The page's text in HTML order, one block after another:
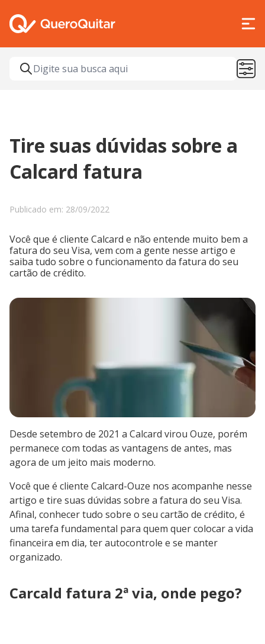
Tire suas dúvidas sobre a
Calcard fatura
Publicado em: 28/09/2022
Você que é cliente Calcard e não entende muito bem a
fatura do seu Visa, vem com a gente nesse artigo e
saiba tudo sobre o funcionamento da fatura do seu
cartão de crédito.
Desde setembro de 2021 a Calcard virou Ouze, porém
permanece com todas as vantagens de antes, mas
agora de um jeito mais moderno.
Você que é cliente Calcard-Ouze nos acompanhe nesse
artigo e tire suas dúvidas sobre a fatura do seu Visa.
Afinal, conhecer tudo sobre o seu cartão de crédito, é
uma tarefa fundamental para quem quer colocar a vida
financeira em dia, ter autocontrole e se manter
organizado.
Carcald fatura 2ª via, onde pego?